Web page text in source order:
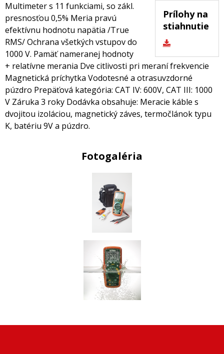
Prílohy na
stiahnutie
Multimeter s 11 funkciami, so zákl.
presnosťou 0,5% Meria pravú
efektívnu hodnotu napätia /True
RMS/ Ochrana všetkých vstupov do
1000 V. Pamäť nameranej hodnoty
+ relatívne merania Dve citlivosti pri meraní frekvencie
Magnetická príchytka Vodotesné a otrasuvzdorné
púzdro Prepäťová kategória: CAT IV: 600V, CAT III: 1000
V Záruka 3 roky Dodávka obsahuje: Meracie káble s
dvojitou izoláciou, magnetický záves, termočlánok typu
K, batériu 9V a púzdro.
Fotogaléria